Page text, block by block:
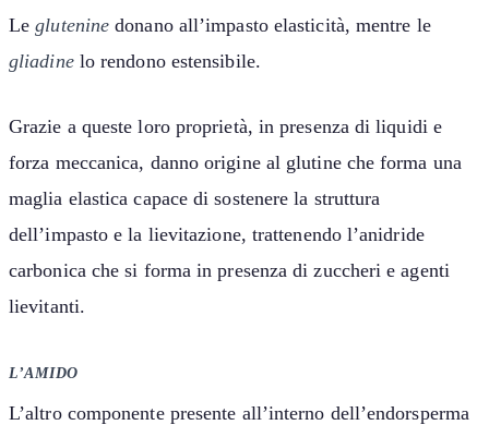
Leglutenine donano all’impasto elasticità, mentre le
gliadinelo rendono estensibile.
Grazie a queste loro proprietà, in presenza di liquidi e
forza meccanica, danno origine al glutine che forma una
maglia elastica capace di sostenere la struttura
dell’impasto e la lievitazione, trattenendo l’anidride
carbonica che si forma in presenza di zuccheri e agenti
lievitanti.
L’AMIDO
L’altro componente presente all’interno dell’endorsperma